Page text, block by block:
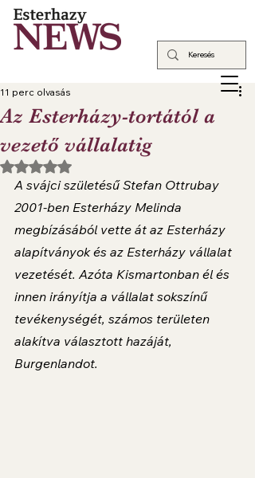
Az Esterházy-tortától a
vezető vállalatig
11 perc olvasás
NaN csillagot kapott az 5-ből.
A svájci születésű Stefan Ottrubay
2001-ben Esterházy Melinda
megbízásából vette át az Esterházy
alapítványok és az Esterházy vállalat
vezetését. Azóta Kismartonban él és
innen irányítja a vállalat sokszínű
tevékenységét, számos területen
alakítva választott hazáját,
Burgenlandot.